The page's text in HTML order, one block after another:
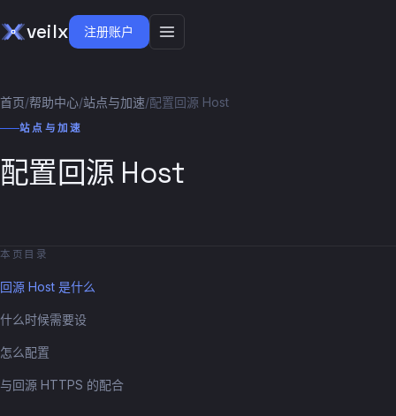
veilx 注册账户
首页/帮助中心/站点与加速/配置回源 Host
站点与加速
配置回源 Host
本页目录
回源 Host 是什么
什么时候需要设
怎么配置
与回源 HTTPS 的配合